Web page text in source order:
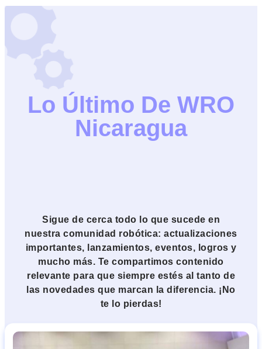
Lo Último De WRO
Nicaragua
Sigue de cerca todo lo que sucede en
nuestra comunidad robótica: actualizaciones
importantes, lanzamientos, eventos, logros y
mucho más. Te compartimos contenido
relevante para que siempre estés al tanto de
las novedades que marcan la diferencia. ¡No
te lo pierdas!